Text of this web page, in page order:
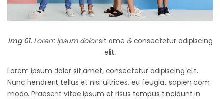
Img 01.Lorem ipsum dolorsit ame &consectetur adipiscing
elit.
Lorem ipsum dolor sit amet, consectetur adipiscing elit.
Nunc hendrerit tellus et nisi ultrices, eu feugiat sapien com
modo. Praesent vitae ipsum et risus tempus tincidunt in